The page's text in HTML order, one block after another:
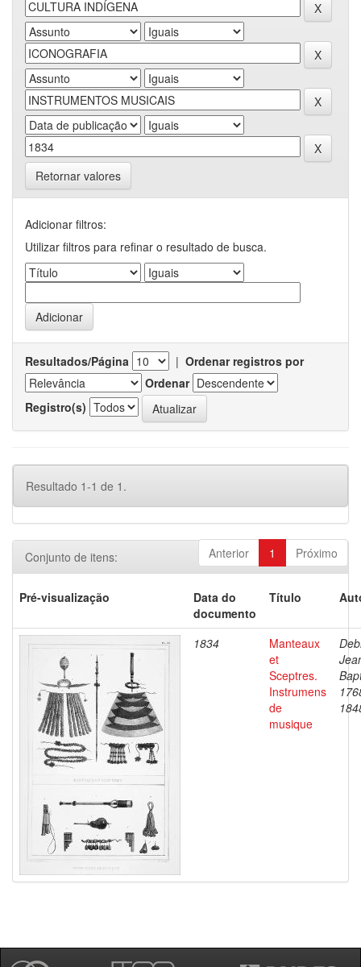
Retornar valores
Adicionar filtros:
Utilizar filtros para refinar o resultado de busca.
Resultados/Página | Ordenar registros por
Ordenar
Registro(s)
Resultado 1-1 de 1.
Anterior 1 Próximo
Conjunto de itens:
Pré-visualização
Data do
documento
Título
1834
Manteaux
et
Sceptres.
Instrumens
de
musique